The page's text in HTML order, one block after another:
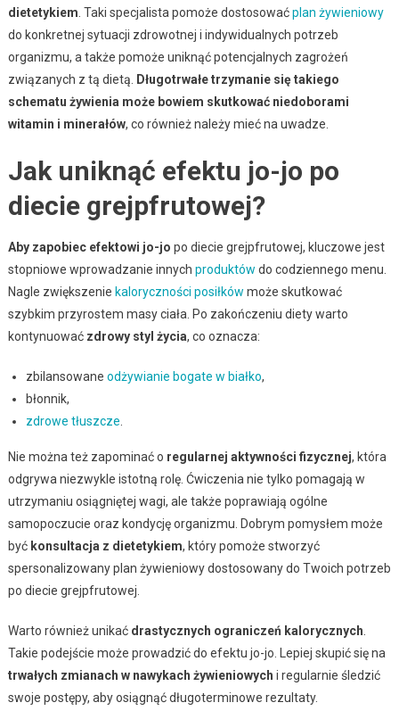
dietetykiem . Taki specjalista pomoże dostosowaćplan żywieniowy
do konkretnej sytuacji zdrowotnej i indywidualnych potrzeb
organizmu, a także pomoże uniknąć potencjalnych zagrożeń
związanych z tą dietą.
Długotrwałe trzymanie się takiego
schematu żywienia może bowiem skutkować niedoborami
witamin i minerałów, co również należy mieć na uwadze.
Jak uniknąć efektu jo-jo po
diecie grejpfrutowej?
Aby zapobiec efektowi jo-jo po diecie grejpfrutowej, kluczowe jest
stopniowe wprowadzanie innych produktów do codziennego menu.
Nagle zwiększenie kaloryczności posiłków może skutkować
szybkim przyrostem masy ciała. Po zakończeniu diety warto
kontynuować zdrowy styl życia, co oznacza:
zbilansowane odżywianie bogate w białko,
błonnik,
zdrowe tłuszcze
Nie można też zapominać o regularnej aktywności fizycznej, która
odgrywa niezwykle istotną rolę. Ćwiczenia nie tylko pomagają w
utrzymaniu osiągniętej wagi, ale także poprawiają ogólne
samopoczucie oraz kondycję organizmu. Dobrym pomysłem może
być konsultacja z dietetykiem, który pomoże stworzyć
spersonalizowany plan żywieniowy dostosowany do Twoich potrzeb
po diecie grejpfrutowej.
Warto również unikać drastycznych ograniczeń kalorycznych
Takie podejście może prowadzić do efektu jo-jo. Lepiej skupić się na
trwałych zmianach w nawykach żywieniowych i regularnie śledzić
swoje postępy, aby osiągnąć długoterminowe rezultaty.